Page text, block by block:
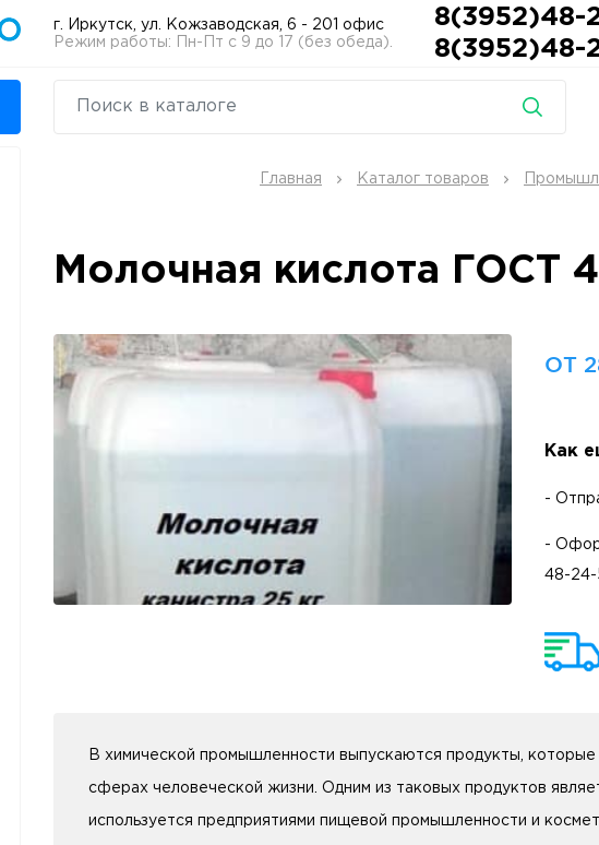
г. Иркутск, ул. Кожзаводская, 6 - 201 офис
Режим работы: Пн-Пт с 9 до 17 (без обеда).
8(3952)48-
8(3952)48-
Главная Каталог товаров
Молочная кислота ГОСТ
ОТ
Как
-
-
48-24-
В химической промышленности выпускаются продукты, которые
сферах человеческой жизни. Одним из таковых продуктов
используется предприятиями пищевой промышленности и